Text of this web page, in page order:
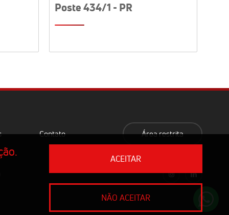
Poste 434/1 - PR
Contato Área restrita
ACEITAR
NÃO ACEITAR